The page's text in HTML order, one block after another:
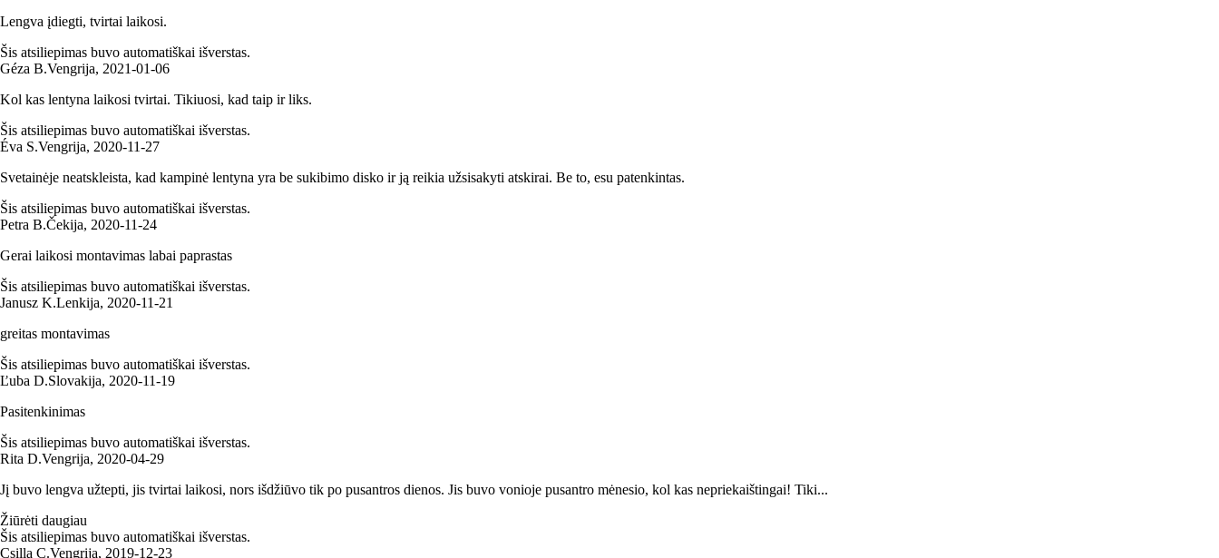
Lengva įdiegti, tvirtai laikosi.
Šis atsiliepimas buvo automatiškai išverstas.
Géza B.Vengrija, 2021‑01‑06
Kol kas lentyna laikosi tvirtai. Tikiuosi, kad taip ir liks.
Šis atsiliepimas buvo automatiškai išverstas.
Éva S.Vengrija, 2020‑11‑27
Svetainėje neatskleista, kad kampinė lentyna yra be sukibimo disko ir ją reikia užsisakyti atskirai. Be to, esu patenkintas.
Šis atsiliepimas buvo automatiškai išverstas.
Petra B.Čekija, 2020‑11‑24
Gerai laikosi montavimas labai paprastas
Šis atsiliepimas buvo automatiškai išverstas.
Janusz K.Lenkija, 2020‑11‑21
greitas montavimas
Šis atsiliepimas buvo automatiškai išverstas.
Ľuba D.Slovakija, 2020‑11‑19
Pasitenkinimas
Šis atsiliepimas buvo automatiškai išverstas.
Rita D.Vengrija, 2020‑04‑29
Jį buvo lengva užtepti, jis tvirtai laikosi, nors išdžiūvo tik po pusantros dienos. Jis buvo vonioje pusantro mėnesio, kol kas nepriekaištingai! Tiki...
Žiūrėti daugiau
Šis atsiliepimas buvo automatiškai išverstas.
Csilla C.Vengrija, 2019‑12‑23